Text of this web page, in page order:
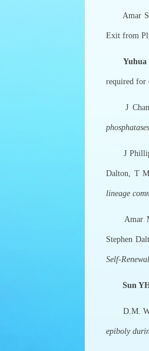
Amar
Exit from
Yuhua
required for
J
J Phillips-
Dalton, T
lineage
Amar M.
Stephen
Self-
Sun
D.M.
epiboly